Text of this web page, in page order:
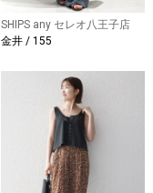
SHIPS any セレオ八王子店
金井 / 155